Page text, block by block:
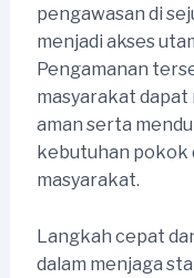
pengawasan di
menjadi akses
Pengamanan
masyarakat
aman serta
kebutuhan pokok
masyarakat.
Langkah cepat
dalam menjaga